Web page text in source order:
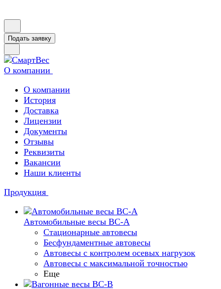
Подать заявку
О компании
О компании
История
Доставка
Лицензии
Документы
Отзывы
Реквизиты
Вакансии
Наши клиенты
Продукция
Автомобильные весы ВС-А
Стационарные автовесы
Бесфундаментные автовесы
Автовесы с контролем осевых нагрузок
Автовесы с максимальной точностью
Еще